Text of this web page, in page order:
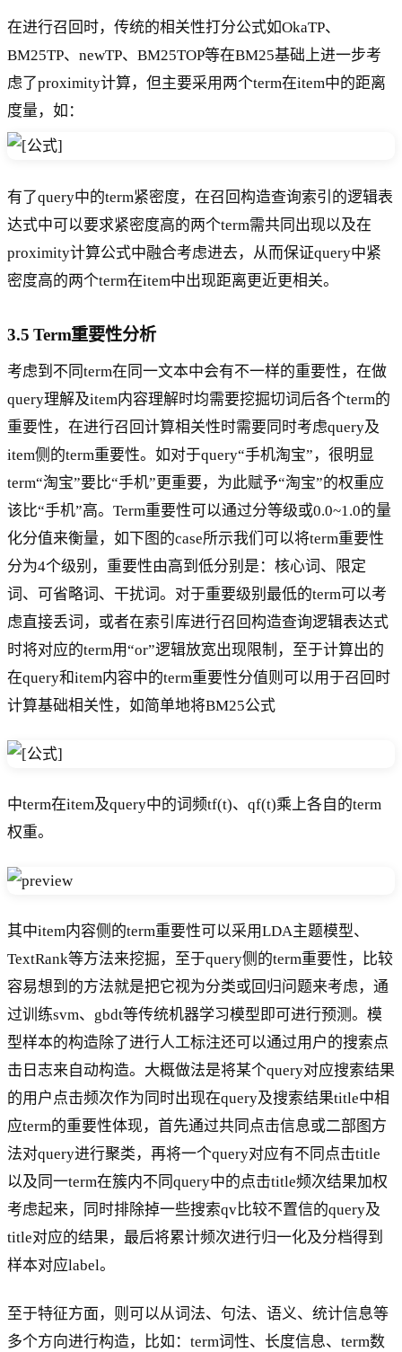
在进行召回时，传统的相关性打分公式如OkaTP、
BM25TP、newTP、BM25TOP等在BM25基础上进一步考
虑了proximity计算，但主要采用两个term在item中的距离
度量，如：
有了query中的term紧密度，在召回构造查询索引的逻辑表
达式中可以要求紧密度高的两个term需共同出现以及在
proximity计算公式中融合考虑进去，从而保证query中紧
密度高的两个term在item中出现距离更近更相关。
3.5 Term重要性分析
考虑到不同term在同一文本中会有不一样的重要性，在做
query理解及item内容理解时均需要挖掘切词后各个term的
重要性，在进行召回计算相关性时需要同时考虑query及
item侧的term重要性。如对于query“手机淘宝”，很明显
term“淘宝”要比“手机”更重要，为此赋予“淘宝”的权重应
该比“手机”高。Term重要性可以通过分等级或0.0~1.0的量
化分值来衡量，如下图的case所示我们可以将term重要性
分为4个级别，重要性由高到低分别是：核心词、限定
词、可省略词、干扰词。对于重要级别最低的term可以考
虑直接丢词，或者在索引库进行召回构造查询逻辑表达式
时将对应的term用“or”逻辑放宽出现限制，至于计算出的
在query和item内容中的term重要性分值则可以用于召回时
计算基础相关性，如简单地将BM25公式
中term在item及query中的词频tf(t)、qf(t)乘上各自的term
权重。
其中item内容侧的term重要性可以采用LDA主题模型、
TextRank等方法来挖掘，至于query侧的term重要性，比较
容易想到的方法就是把它视为分类或回归问题来考虑，通
过训练svm、gbdt等传统机器学习模型即可进行预测。模
型样本的构造除了进行人工标注还可以通过用户的搜索点
击日志来自动构造。大概做法是将某个query对应搜索结果
的用户点击频次作为同时出现在query及搜索结果title中相
应term的重要性体现，首先通过共同点击信息或二部图方
法对query进行聚类，再将一个query对应有不同点击title
以及同一term在簇内不同query中的点击title频次结果加权
考虑起来，同时排除掉一些搜索qv比较不置信的query及
title对应的结果，最后将累计频次进行归一化及分档得到
样本对应label。
至于特征方面，则可以从词法、句法、语义、统计信息等
多个方向进行构造，比如：term词性、长度信息、term数